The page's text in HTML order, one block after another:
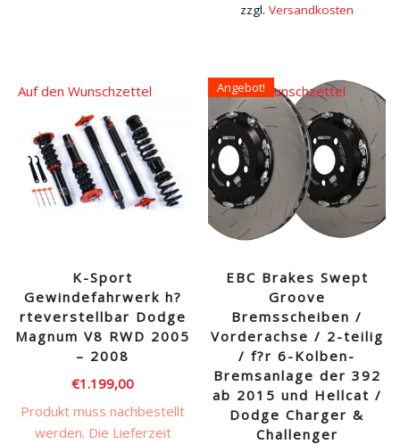
zzgl.Versandkosten
K-Sport
Gewindefahrwerk h?
rteverstellbar Dodge
Magnum V8 RWD 2005
– 2008
€1.199,00
Produkt muss nachbestellt
werden. Die Lieferzeit
Auf den Wunschzettel Angebot!
EBC Brakes Swept
Groove
Bremsscheiben /
Vorderachse / 2-teilig
/ f?r 6-Kolben-
Bremsanlage der 392
ab 2015 und Hellcat /
Dodge Charger &
Challenger
Auf den Wunschzettel